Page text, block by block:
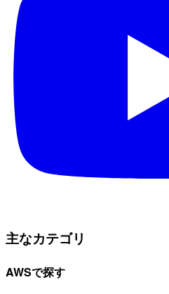
主なカテゴリ
AWSで探す